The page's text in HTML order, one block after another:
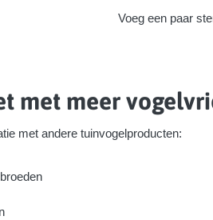
Voeg een paar
met meer
met andere tuinvogelproducten: